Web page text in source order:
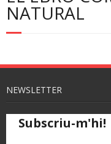
NATURAL
NEWSLETTER
Subscriu-m'hi!